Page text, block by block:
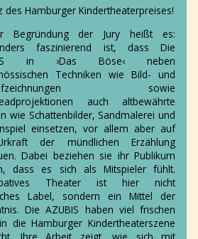
des Hamburger Kindertheaterpreises!
Begründung der Jury heißt es:
faszinierend ist, dass Die
in ›Das Böse‹ neben
Techniken wie Bild- und
sowie
auch altbewährte
wie Schattenbilder, Sandmalerei und
einsetzen, vor allem aber auf
der mündlichen Erzählung
Dabei beziehen sie ihr Publikum
dass es sich als Mitspieler fühlt.
Theater ist hier nicht
Label, sondern ein Mittel der
Die AZUBIS haben viel frischen
die Hamburger Kindertheaterszene